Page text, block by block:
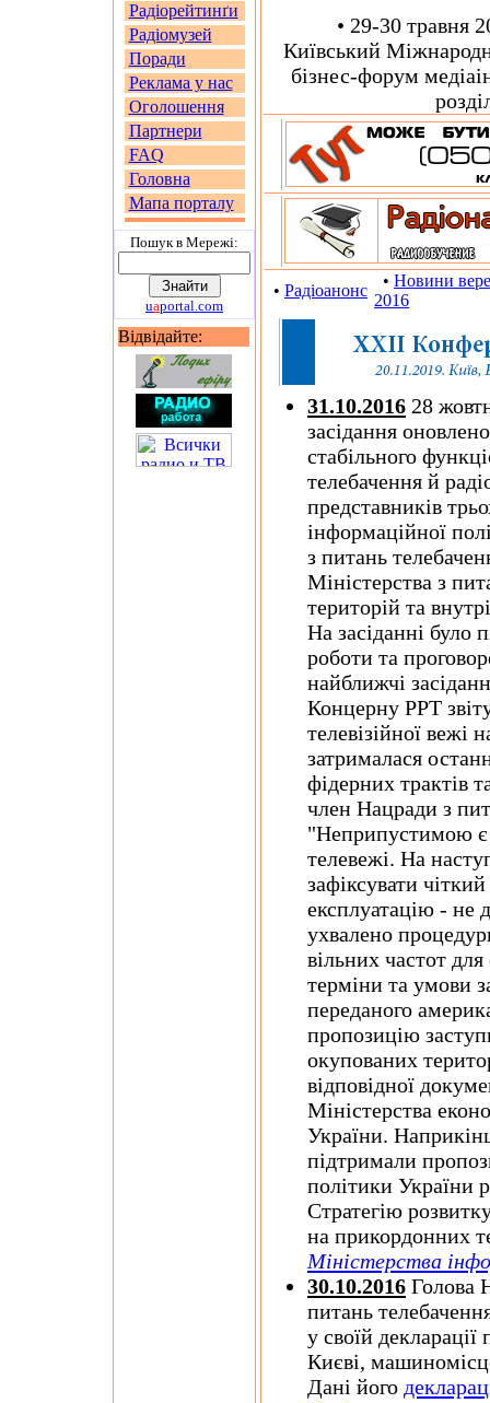
Радіорейтинґи
Радіомузей
Поради
Реклама у нас
Оголошення
Партнери
FAQ
Головна
Мапа порталу
Пошук в Мережi:
uaportal.com
Відвідайте:
• 29-30 травня
Київський
бізнес-форум
• Радіоанонс
• Новини
2016
31.10.2016 28
засідання
стабільного
телебачення й
представників
інформаційної
з питань
Міністерства з
територій та
На засіданні було
роботи та
найближчі
Концерну РРТ
телевізійної вежі
затрималася
фідерних трактів
член Нацради з
"Неприпустимою є
телевежі. На
зафіксувати
експлуатацію - не
ухвалено
вільних частот для
терміни та умови
переданого
пропозицію
окупованих
відповідної
Міністерства
України.
підтримали
політики України
Стратегію
на прикордонних
Міністерства
30.10.2016 Голова
питань
у своїй
Києві,
Дані його